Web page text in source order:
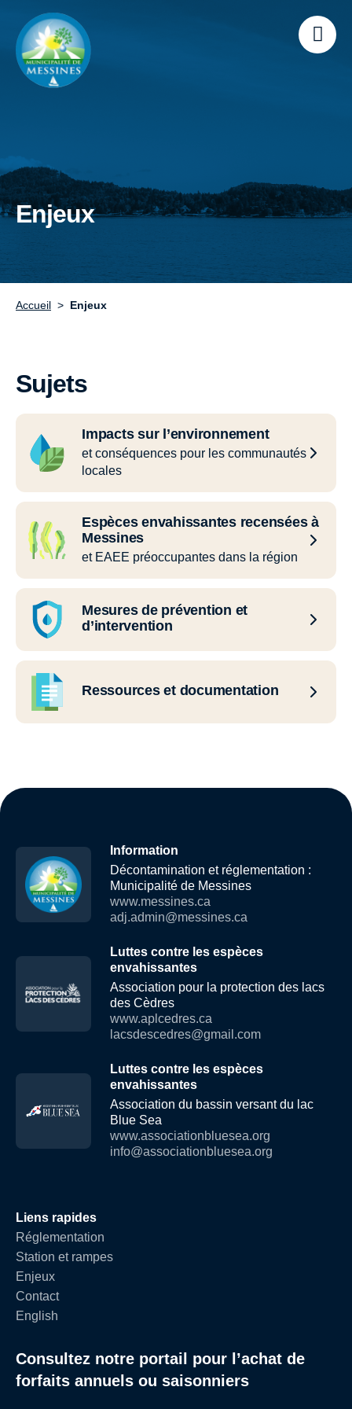
Enjeux
Accueil Enjeux
Sujets
Impacts sur l’environnement
et conséquences pour les communautés
locales
Espèces envahissantes recensées à
Messines
et EAEE préoccupantes dans la région
Mesures de prévention et
d’intervention
Ressources et documentation
Information
Décontamination et réglementation :
Municipalité de Messines
www.messines.ca
adj.admin@messines.ca
Luttes contre les espèces
envahissantes
Association pour la protection des lacs
des Cèdres
www.aplcedres.ca
lacsdescedres@gmail.com
Luttes contre les espèces
envahissantes
Association du bassin versant du lac
Blue Sea
www.associationbluesea.org
info@associationbluesea.org
Liens rapides
Réglementation
Station et rampes
Enjeux
Contact
English
Consultez notre portail pour l’achat de
forfaits annuels ou saisonniers